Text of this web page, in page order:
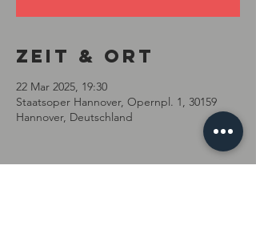
Zeit & Ort
22 Mar 2025, 19:30
Staatsoper Hannover, Opernpl. 1, 30159
Hannover, Deutschland